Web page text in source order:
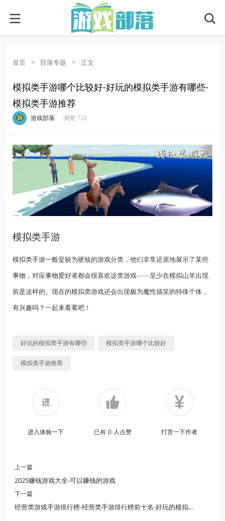
首页 > 部落专题 > 正文
模拟类手游哪个比较好-好玩的模拟类手游有哪些-
模拟类手游推荐
游戏部落 浏览 728
模拟类手游
模拟类手游一般是较为硬核的游戏分类，他们非常还原地展示了某些
事物，对应事物爱好者都会很喜欢这类游戏——至少在模拟山羊出现
前是这样的。现在的模拟类游戏还会出现极为魔性搞笑的特殊个体，
有兴趣吗？一起来看看吧！
好玩的模拟类手游有哪些 模拟类手游哪个比较好
模拟类手游推荐
进入体验一下 已有 0 人点赞 打赏一下作者
上一篇
2025赚钱游戏大全-可以赚钱的游戏
下一篇
经营类游戏手游排行榜-经营类手游排行榜前十名-好玩的模拟经营类手游